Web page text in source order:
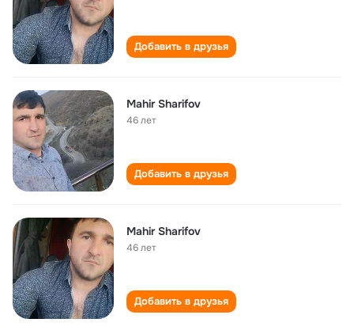
Добавить в друзья
Mahir Sharifov
46 лет
Добавить в друзья
Mahir Sharifov
46 лет
Добавить в друзья